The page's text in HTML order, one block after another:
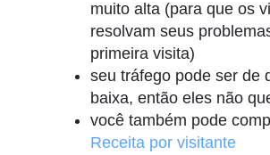
muito alta (para que os
resolvam seus
primeira visita)
seu tráfego pode ser de
baixa, então eles não
você também pode
Receita por visitante